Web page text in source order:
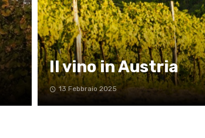
Il vino in Austria
13 Febbraio 2025